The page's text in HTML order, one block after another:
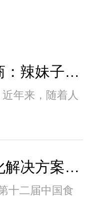
辣味解决方案服务商：辣妹子商业新模式驱动..
年来，随着人
辣妹子携辣味定制化解决方案闪耀良之隆，掀..
十二届中国食